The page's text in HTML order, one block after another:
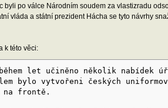
byli po válce Národním soudem za vlastizradu
vláda a státní prezident Hácha se tyto návrhy
k této věci:
let učiněno několik nabídek
bylo vytvořeni českých
na frontě.